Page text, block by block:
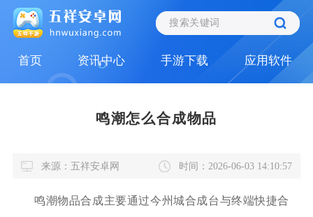
首页 资讯中心 手游下载 应用软件
鸣潮怎么合成物品
来源：五祥安卓网 时间：2026-06-03 14:10:57
鸣潮物品合成主要通过今州城合成台与终端快捷合